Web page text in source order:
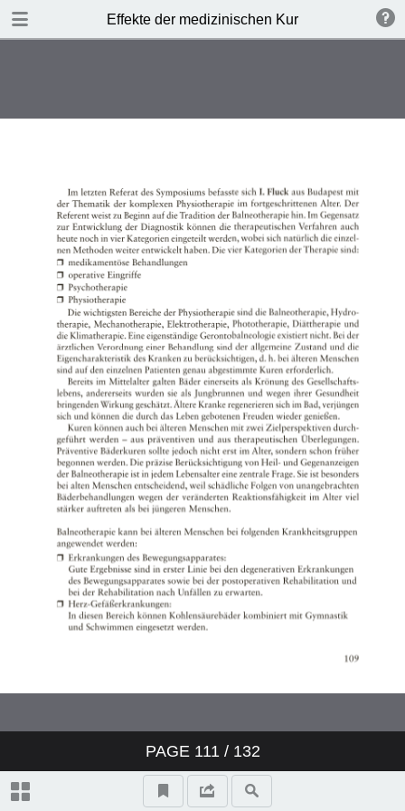
Effekte der medizinischen Kur
PAGE 111/ 132
TABLE OF CONTENTS